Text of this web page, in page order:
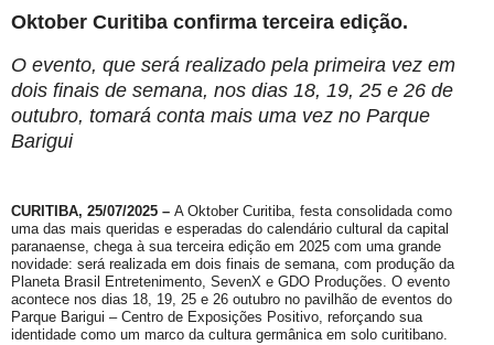
Oktober Curitiba confirma terceira edição.
O evento, que será realizado pela primeira vez em
dois finais de semana, nos dias 18, 19, 25 e 26 de
outubro, tomará conta mais uma vez no Parque
Barigui
CURITIBA, 25/07/2025 – A Oktober Curitiba, festa consolidada como
uma das mais queridas e esperadas do calendário cultural da capital
paranaense, chega à sua terceira edição em 2025 com uma grande
novidade: será realizada em dois finais de semana, com produção da
Planeta Brasil Entretenimento, SevenX e GDO Produções. O evento
acontece nos dias 18, 19, 25 e 26 outubro no pavilhão de eventos do
Parque Barigui – Centro de Exposições Positivo, reforçando sua
identidade como um marco da cultura germânica em solo curitibano.